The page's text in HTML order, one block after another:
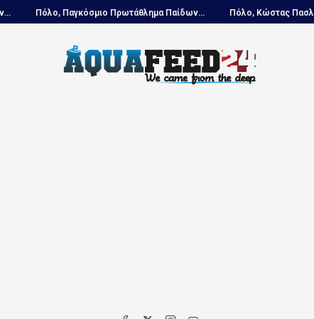
Πρωτάθλημα Παίδων... Πόλο, Κώστας Πασλής: «Επενδύουμε...